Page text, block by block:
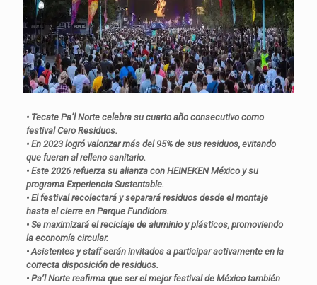
• Tecate Pa’l Norte celebra su cuarto año consecutivo como
festival Cero Residuos.
• En 2023 logró valorizar más del 95% de sus residuos, evitando
que fueran al relleno sanitario.
• Este 2026 refuerza su alianza con HEINEKEN México y su
programa Experiencia Sustentable.
• El festival recolectará y separará residuos desde el montaje
hasta el cierre en Parque Fundidora.
• Se maximizará el reciclaje de aluminio y plásticos, promoviendo
la economía circular.
• Asistentes y staff serán invitados a participar activamente en la
correcta disposición de residuos.
• Pa’l Norte reafirma que ser el mejor festival de México también